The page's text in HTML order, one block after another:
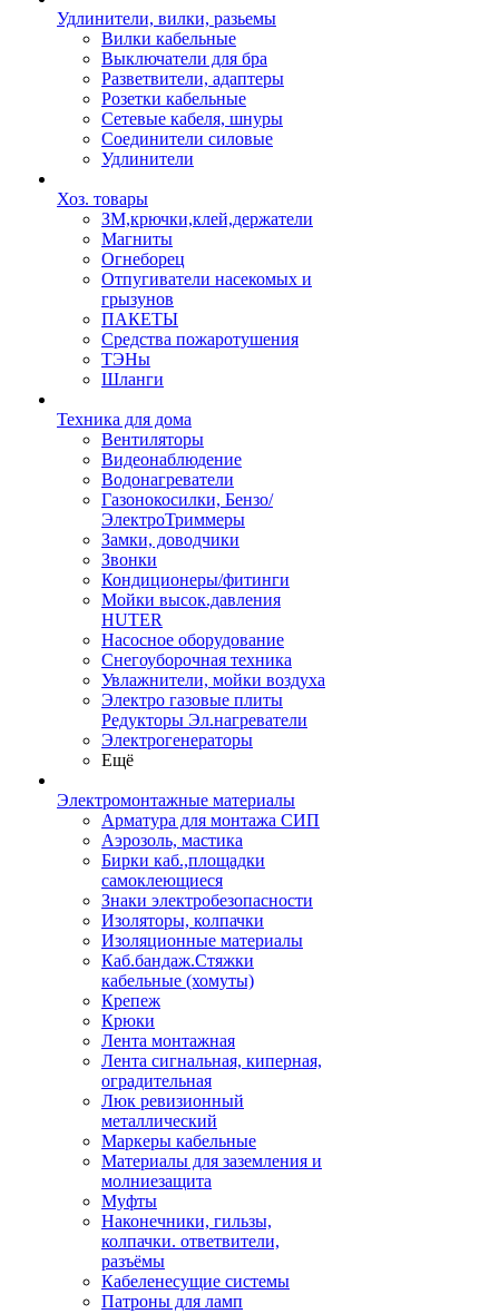
Удлинители, вилки, разьемы
Вилки кабельные
Выключатели для бра
Разветвители, адаптеры
Розетки кабельные
Сетевые кабеля, шнуры
Соединители силовые
Удлинители
Хоз. товары
ЗМ,крючки,клей,держатели
Магниты
Огнеборец
Отпугиватели насекомых и
грызунов
ПАКЕТЫ
Средства пожаротушения
ТЭНы
Шланги
Техника для дома
Вентиляторы
Видеонаблюдение
Водонагреватели
Газонокосилки, Бензо/
ЭлектроТриммеры
Замки, доводчики
Звонки
Кондиционеры/фитинги
Мойки высок.давления
HUTER
Насосное оборудование
Снегоуборочная техника
Увлажнители, мойки воздуха
Электро газовые плиты
Редукторы Эл.нагреватели
Электрогенераторы
Ещё
Электромонтажные материалы
Арматура для монтажа СИП
Аэрозоль, мастика
Бирки каб.,площадки
самоклеющиеся
Знаки электробезопасности
Изоляторы, колпачки
Изоляционные материалы
Каб.бандаж.Стяжки
кабельные (хомуты)
Крепеж
Крюки
Лента монтажная
Лента сигнальная, киперная,
оградительная
Люк ревизионный
металлический
Маркеры кабельные
Материалы для заземления и
молниезащита
Муфты
Наконечники, гильзы,
колпачки. ответвители,
разъёмы
Кабеленесущие системы
Патроны для ламп